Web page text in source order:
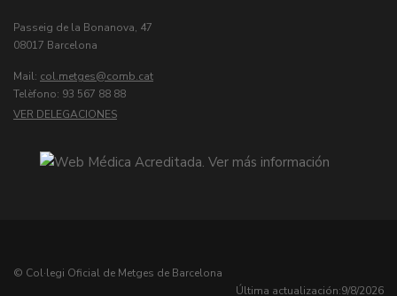
Passeig de la Bonanova, 47
08017 Barcelona
Mail: col.metges
Telèfono: 93 567 88 88
VER DELEGACIONES
© Col·legi Oficial de Metges de Barcelona
Última actualización:9/8/2026